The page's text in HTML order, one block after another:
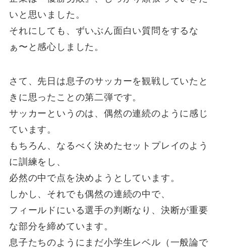
いと思いました。
それにしても、ずいぶん面白い質問をするな
ぁ〜と感心しました。
さて、先日は息子のサッカーを観戦していたと
きに思ったことの第二弾です。
サッカーというのは、偶然の連続のように感じ
ています。
もちろん、なるべく決めたセットプレイのよう
に訓練をし、
必然の中で点を決めようとしています。
しかし、それでも偶然の連続の中で、
フィールドにいる選手の判断なり、決断が重要
な部分を締めています。
息子たちのようにまだ小学生レベル（一般論で